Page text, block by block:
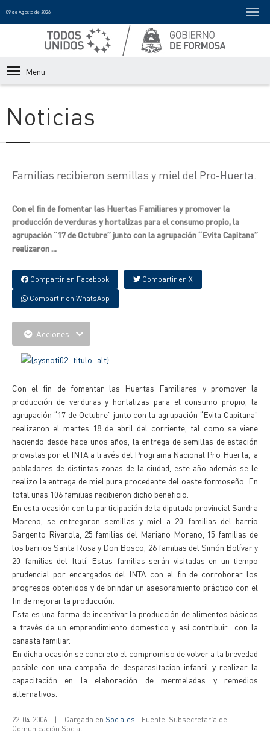
09 de Agosto de 2026
Menu
Noticias
Familias recibieron semillas y miel del Pro-Huerta.
Con el fin de fomentar las Huertas Familiares y promover la
producción de verduras y hortalizas para el consumo propio, la
agrupación “17 de Octubre” junto con la agrupación “Evita Capitana”
realizaron ...
Compartir en Facebook Compartir en X
Compartir en WhatsApp
Acciones
Con el fin de fomentar las Huertas Familiares y promover la
producción de verduras y hortalizas para el consumo propio, la
agrupación “17 de Octubre” junto con la agrupación “Evita Capitana”
realizaron el martes 18 de abril del corriente, tal como se viene
haciendo desde hace unos años, la entrega de semillas de estación
provistas por el INTA a través del Programa Nacional Pro Huerta, a
pobladores de distintas zonas de la ciudad, este año además se le
realizo la entrega de miel pura procedente del oeste formoseño. En
total unas 106 familias recibieron dicho beneficio.
En esta ocasión con la participación de la diputada provincial Sandra
Moreno, se entregaron semillas y miel a 20 familias del barrio
Sargento Rivarola, 25 familias del Mariano Moreno, 15 familias de
los barrios Santa Rosa y Don Bosco, 26 familias del Simón Bolívar y
20 familias del Itatí. Estas familias serán visitadas en un tiempo
prudencial por encargados del INTA con el fin de corroborar los
progresos obtenidos y de brindar un asesoramiento práctico con el
fin de mejorar la producción.
Esta es una forma de incentivar la producción de alimentos básicos
a través de un emprendimiento domestico y así contribuir con la
canasta familiar.
En dicha ocasión se concreto el compromiso de volver a la brevedad
posible con una campaña de desparasitacion infantil y realizar la
capacitación en la elaboración de mermeladas y remedios
alternativos.
22-04-2006 | Cargada en Sociales - Fuente: Subsecretaría de
Comunicación Social